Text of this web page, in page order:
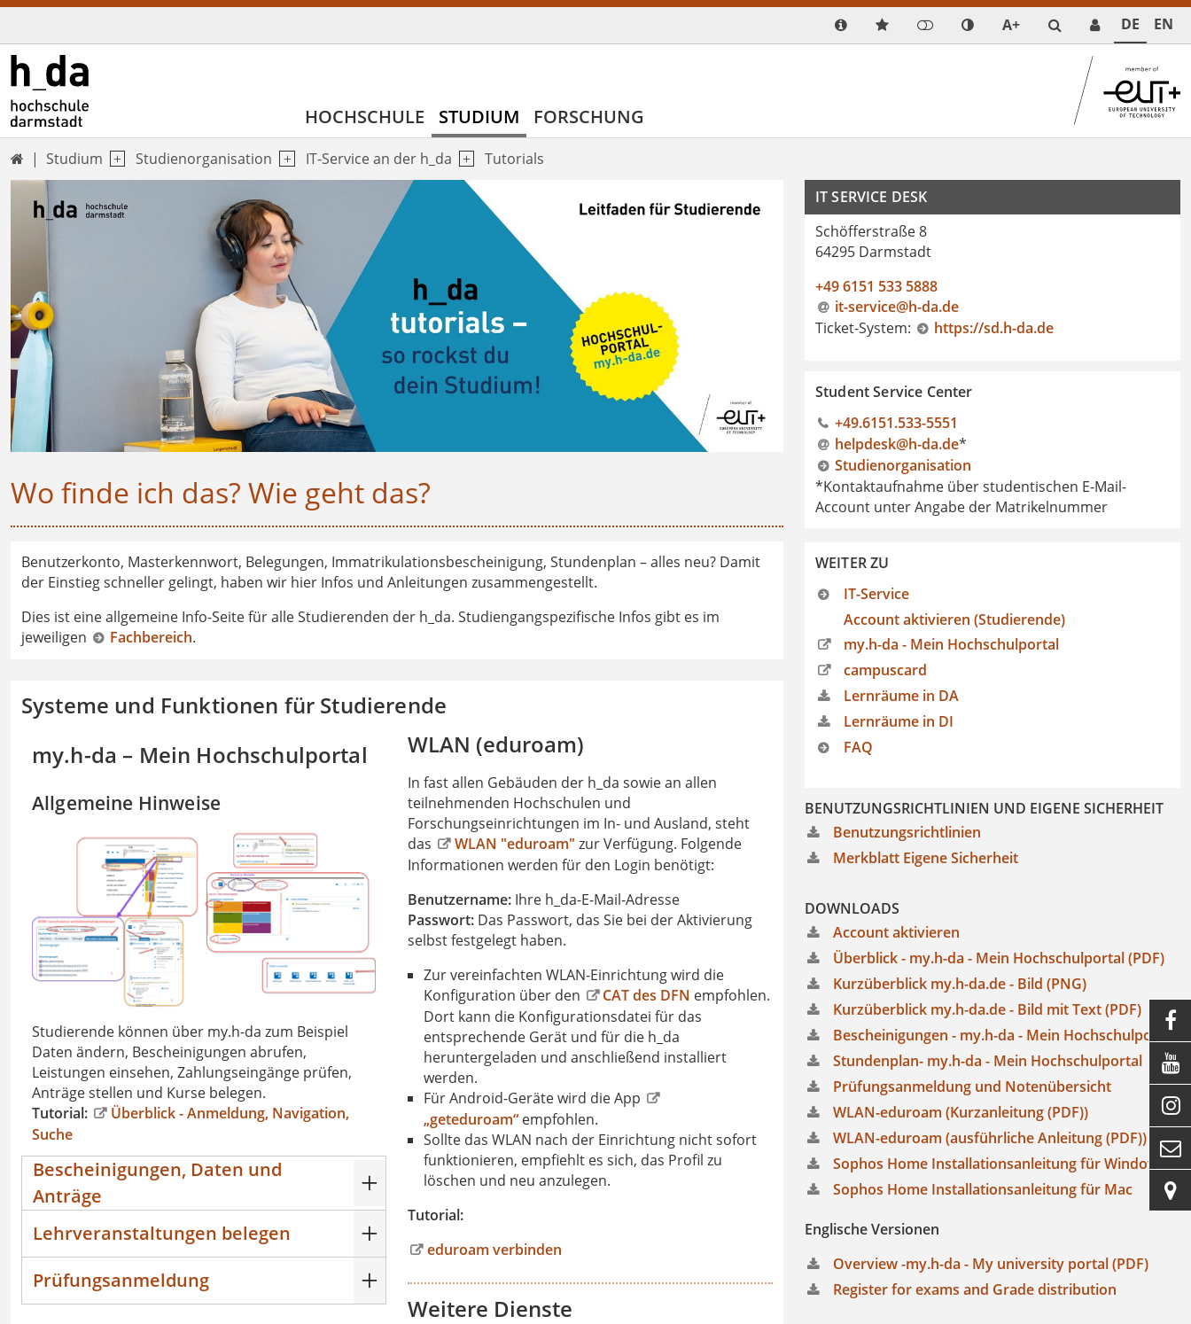
A+ DE EN
HOCHSCHULE STUDIUM FORSCHUNG
 Studium Studienorganisation IT-Service an der h_da Tutorials
Wo finde ich das? Wie geht das?
Benutzerkonto, Masterkennwort, Belegungen, Immatrikulationsbescheinigung, Stundenplan – alles neu? Damit
der Einstieg schneller gelingt, haben wir hier Infos und Anleitungen zusammengestellt.
Dies ist eine allgemeine Info-Seite für alle Studierenden der h_da. Studiengangspezifische Infos gibt es im
jeweiligen
Fachbereich.
Systeme und Funktionen für Studierende
my.h-da – Mein Hochschulportal
Allgemeine Hinweise
Studierende können über my.h-da zum Beispiel
Daten ändern, Bescheinigungen abrufen,
Leistungen einsehen, Zahlungseingänge prüfen,
Anträge stellen und Kurse belegen.
Tutorial:
Überblick - Anmeldung, Navigation,
Suche
Bescheinigungen, Daten und
Anträge
Lehrveranstaltungen belegen
Prüfungsanmeldung
WLAN (eduroam)
In fast allen Gebäuden der h_da sowie an allen
teilnehmenden Hochschulen und
Forschungseinrichtungen im In- und Ausland, steht
das
WLAN "eduroam" zur Verfügung. Folgende
Informationen werden für den Login benötigt:
Benutzername: Ihre h_da-E-Mail-Adresse
Passwort: Das Passwort, das Sie bei der Aktivierung
selbst festgelegt haben.
Zur vereinfachten WLAN-Einrichtung wird die
Konfiguration über den
CAT des DFN empfohlen.
Dort kann die Konfigurationsdatei für das
entsprechende Gerät und für die h_da
heruntergeladen und anschließend installiert
werden.
Für Android-Geräte wird die App
„geteduroam“empfohlen.
Sollte das WLAN nach der Einrichtung nicht sofort
funktionieren, empfiehlt es sich, das Profil zu
löschen und neu anzulegen.
Tutorial:
eduroam verbinden
Weitere Dienste
IT SERVICE DESK
Schöfferstraße 8
64295 Darmstadt
+49 6151 533 5888
it-service@h-da.de
Ticket-System:
https://sd.h-da.de
Student Service Center
+49.6151.533-5551
helpdesk@h-da.de*
Studienorganisation
*Kontaktaufnahme über studentischen E-Mail-
Account unter Angabe der Matrikelnummer
WEITER ZU
IT-Service
Account aktivieren (Studierende)
my.h-da - Mein Hochschulportal
campuscard
Lernräume in DA
Lernräume in DI
FAQ
BENUTZUNGSRICHTLINIEN UND EIGENE SICHERHEIT
Benutzungsrichtlinien
Merkblatt Eigene Sicherheit
DOWNLOADS
Account aktivieren
Überblick - my.h-da - Mein Hochschulportal (PDF)
Kurzüberblick my.h-da.de - Bild (PNG)
Kurzüberblick my.h-da.de - Bild mit Text (PDF)
Bescheinigungen - my.h-da - Mein Hochschulportal
Stundenplan- my.h-da - Mein Hochschulportal
Prüfungsanmeldung und Notenübersicht
WLAN-eduroam (Kurzanleitung (PDF))
WLAN-eduroam (ausführliche Anleitung (PDF))
Sophos Home Installationsanleitung für Windows
Sophos Home Installationsanleitung für Mac
Englische Versionen
Overview -my.h-da - My university portal (PDF)
Register for exams and Grade distribution




